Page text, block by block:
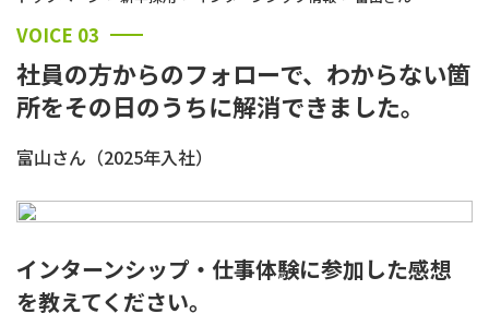
VOICE 03
社員の方からのフォローで、わからない箇
所をその日のうちに解消できました。
富山さん（2025年入社）
インターンシップ・仕事体験に参加した感想
を教えてください。